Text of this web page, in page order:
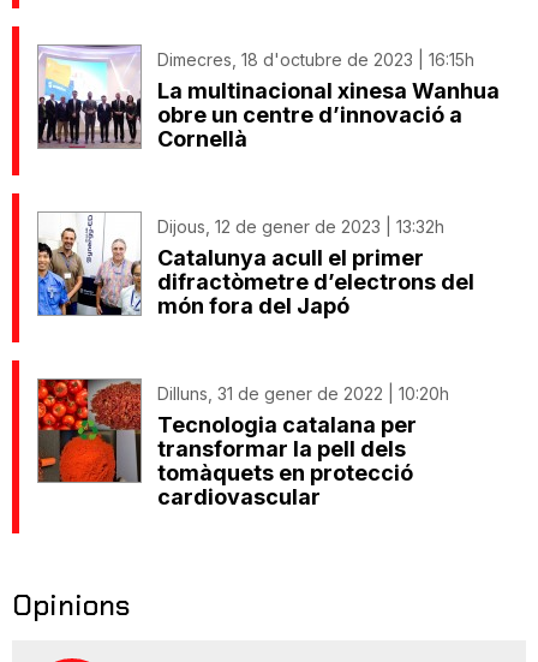
Dimecres, 18 d'octubre de 2023 | 16:15h
La multinacional xinesa Wanhua
obre un centre d’innovació a
Cornellà
Dijous, 12 de gener de 2023 | 13:32h
Catalunya acull el primer
difractòmetre d’electrons del
món fora del Japó
Dilluns, 31 de gener de 2022 | 10:20h
Tecnologia catalana per
transformar la pell dels
tomàquets en protecció
cardiovascular
Opinions